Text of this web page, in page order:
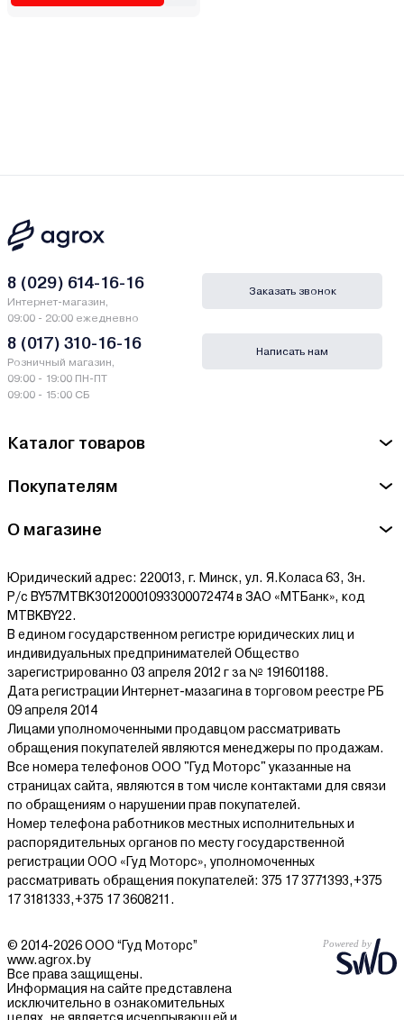
Каталог товаров
Покупателям
О магазине
Юридический адрес: 220013, г. Минск, ул. Я.Коласа 63, 3н.
Р/с BY57MTBK30120001093300072474 в ЗАО «МТБанк», код
MTBKBY22.
В едином государственном регистре юридических лиц и
индивидуальных предпринимателей Общество
зарегистрированно 03 апреля 2012 г за № 191601188.
Дата регистрации Интернет-мазагина в торговом реестре РБ
09 апреля 2014
Лицами уполномоченными продавцом рассматривать
обращения покупателей являются менеджеры по продажам.
Все номера телефонов ООО "Гуд Моторс" указанные на
страницах сайта, являются в том числе контактами для связи
по обращениям о нарушении прав покупателей.
Номер телефона работников местных исполнительных и
распорядительных органов по месту государственной
регистрации ООО «Гуд Моторс», уполномоченных
рассматривать обращения покупателей: 375 17 3771393,+375
17 3181333,+375 17 3608211.
8 (029) 614-16-16
Интернет-магазин,
09:00 - 20:00 ежедневно
8 (017) 310-16-16
Розничный магазин,
09:00 - 19:00 ПН-ПТ
09:00 - 15:00 СБ
Заказать звонок
Написать нам
© 2014-2026 ООО “Гуд Моторс”
www.agrox.by
Все права защищены.
Информация на сайте представлена
исключительно в ознакомительных